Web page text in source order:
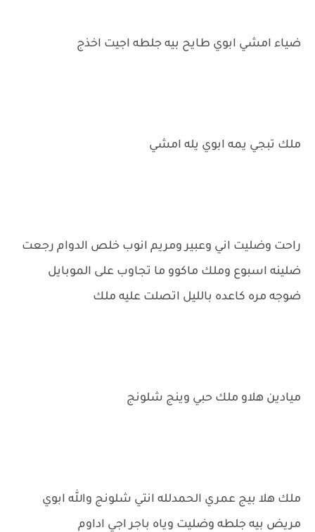
ضياء امشي ابوي طايح بيه جلطه اجيت اخذج
ملك تبجي يمه ابوي يله امشي
راحت وضليت اني وعبير ومريم انوب خلص الدوام رجعت
ضلينه اسبوع وملك ماكوو ما تجاوب على الموبايل
ضوجه مره كاعده بالليل اتصلت عليه ملك
ميادين هلاو ملك حبي وينج شلونج
ملك هلا بيج عمري الحمدلله انتي شلونج والله ابوي
مريض بيه جلطه وضليت وياه باجر اجي اداوم